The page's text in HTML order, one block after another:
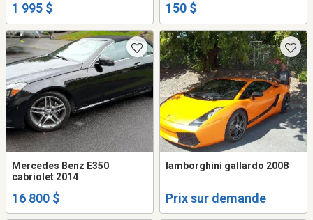
1 995 $ 150 $
Mercedes Benz E350
cabriolet 2014
16 800 $
lamborghini gallardo 2008
Prix sur demande